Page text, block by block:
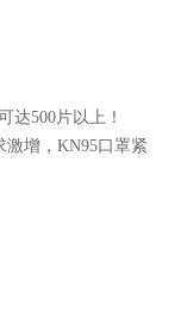
达500片以上！
激增，KN95口罩紧